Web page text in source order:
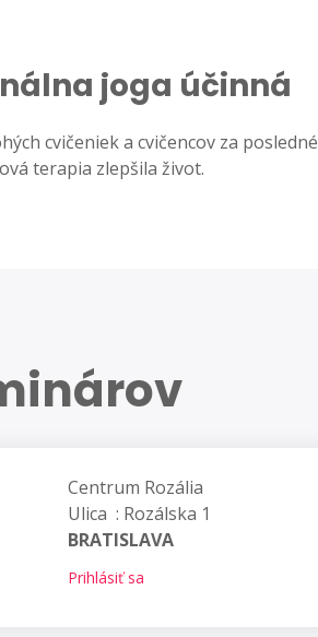
joga účinná
cvičeniek a cvičencov za posledné
terapia zlepšila život.
Centrum Rozália
Ulica : Rozálska 1
BRATISLAVA
Prihlásiť sa